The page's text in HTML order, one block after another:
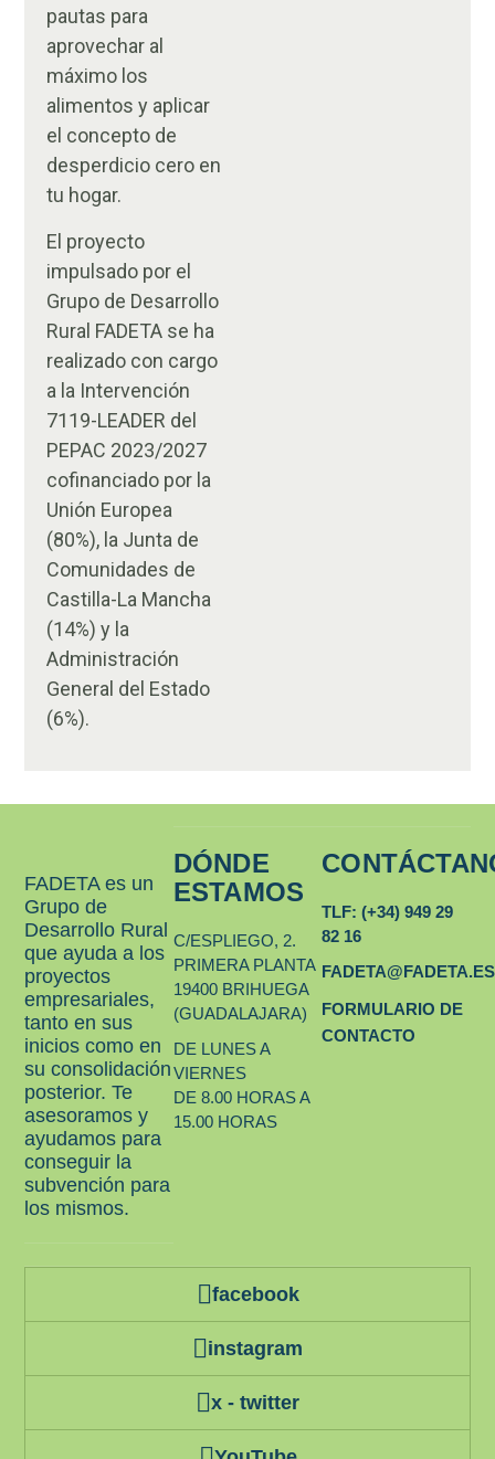
pautas para
aprovechar al
máximo los
alimentos y aplicar
el concepto de
desperdicio cero en
tu hogar.
El proyecto
impulsado por el
Grupo de Desarrollo
Rural FADETA se ha
realizado con cargo
a la Intervención
7119-LEADER del
PEPAC 2023/2027
cofinanciado por la
Unión Europea
(80%), la Junta de
Comunidades de
Castilla-La Mancha
(14%) y la
Administración
General del Estado
(6%).
FADETA es un
Grupo de
Desarrollo Rural
que ayuda a los
proyectos
empresariales,
tanto en sus
inicios como en
su consolidación
posterior. Te
asesoramos y
ayudamos para
conseguir la
subvención para
los mismos.
DÓNDE
ESTAMOS
C/ESPLIEGO, 2.
PRIMERA PLANTA
19400 BRIHUEGA
(GUADALAJARA)
DE LUNES A
VIERNES
DE 8.00 HORAS A
15.00 HORAS
TLF: (+34) 949 29
82 16
FADETA@FADETA.ES
FORMULARIO DE
CONTACTO
facebook
instagram
x - twitter